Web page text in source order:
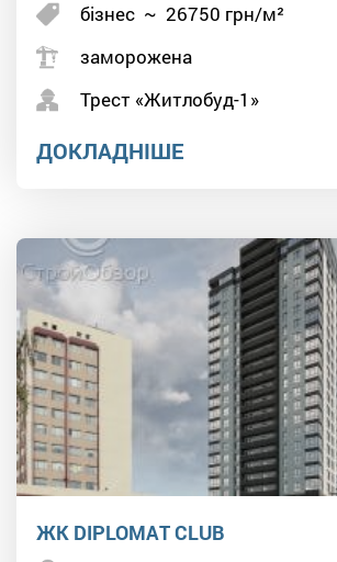
бізнес ~ 26750 грн/м²
заморожена
Трест «Житлобуд-1»
ДОКЛАДНІШЕ
ЖК DIPLOMAT CLUB